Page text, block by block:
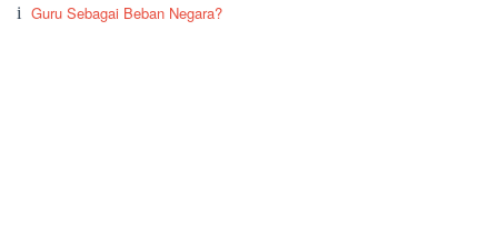
Guru Sebagai Beban Negara?